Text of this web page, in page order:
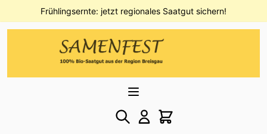
Direkt zum InhaltFrühlingsernte: jetzt regionales Saatgut sichern!